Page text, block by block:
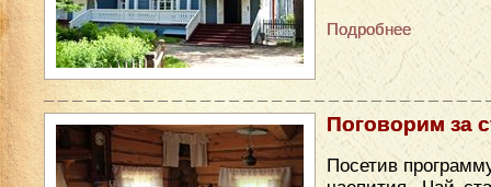
Подробнее
Поговорим за
Посетив